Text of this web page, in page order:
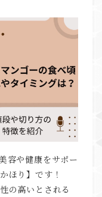
容や健康をサポー
ほり】です！
の高いとされる